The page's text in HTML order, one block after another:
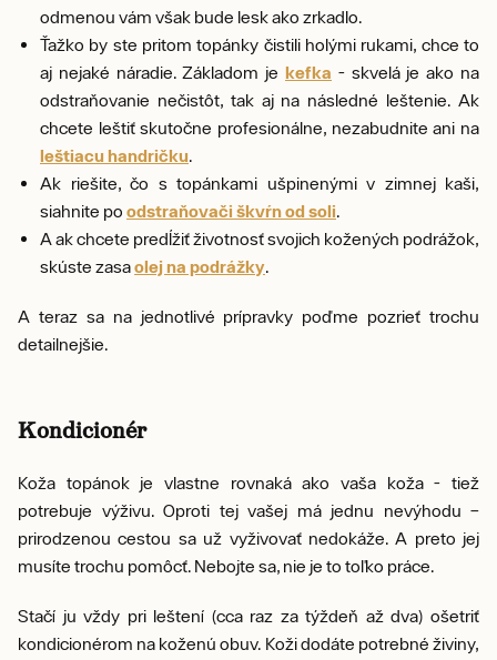
odmenou vám však bude lesk ako zrkadlo.
Ťažko by ste pritom topánky čistili holými rukami, chce to
aj nejaké náradie. Základom je kefka - skvelá je ako na
odstraňovanie nečistôt, tak aj na následné leštenie. Ak
chcete leštiť skutočne profesionálne, nezabudnite ani na
leštiacu handričku.
Ak riešite, čo s topánkami ušpinenými v zimnej kaši,
siahnite po odstraňovači škvŕn od soli.
A ak chcete predĺžiť životnosť svojich kožených podrážok,
skúste zasaolej na podrážky.
A teraz sa na jednotlivé prípravky poďme pozrieť trochu
detailnejšie.
Kondicionér
Koža topánok je vlastne rovnaká ako vaša koža - tiež
potrebuje výživu. Oproti tej vašej má jednu nevýhodu –
prirodzenou cestou sa už vyživovať nedokáže. A preto jej
musíte trochu pomôcť. Nebojte sa, nie je to toľko práce.
Stačí ju vždy pri leštení (cca raz za týždeň až dva) ošetriť
kondicionérom na koženú obuv. Koži dodáte potrebné živiny,